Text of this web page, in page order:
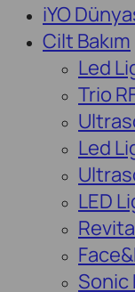
iYO
Cilt Bakım
Led
Trio
Led
LED
Sonic